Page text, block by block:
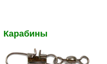
Карабины